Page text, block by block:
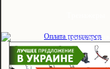
Красота и